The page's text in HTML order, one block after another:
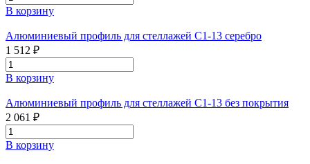
В корзину
Алюминиевый профиль для стеллажей С1-13 серебро
1 512 ₽
В корзину
Алюминиевый профиль для стеллажей С1-13 без покрытия
2 061 ₽
В корзину